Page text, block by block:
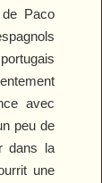
de Paco
avec
peu de
dans la
une